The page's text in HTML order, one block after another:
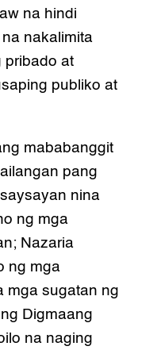
na hindi
nakalimita
pribado at
publiko at
mababanggit
pang
nina
ng mga
Nazaria
ng mga
mga sugatan ng
Digmaang
na naging